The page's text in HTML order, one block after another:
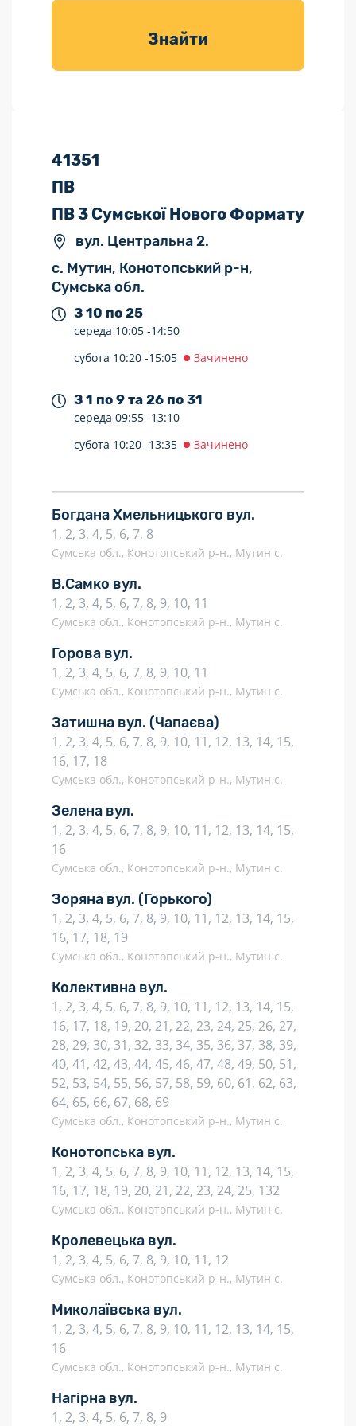
товарів для
Знайти
41351
ПВ
ПВ 3 Сумської Нового Формату
вул. Центральна 2.
с. Мутин, Конотопський р-н,
Сумська обл.
З 10 по 25
середа 10:05 -14:50
субота 10:20 -15:05 Зачинено
З 1 по 9 та 26 по 31
середа 09:55 -13:10
субота 10:20 -13:35 Зачинено
Богдана Хмельницького вул.
1, 2, 3, 4, 5, 6, 7, 8
Сумська обл., Конотопський р-н., Мутин с.
В.Самко вул.
1, 2, 3, 4, 5, 6, 7, 8, 9, 10, 11
Сумська обл., Конотопський р-н., Мутин с.
Горова вул.
1, 2, 3, 4, 5, 6, 7, 8, 9, 10, 11
Сумська обл., Конотопський р-н., Мутин с.
Затишна вул. (Чапаєва)
1, 2, 3, 4, 5, 6, 7, 8, 9, 10, 11, 12, 13, 14, 15,
16, 17, 18
Сумська обл., Конотопський р-н., Мутин с.
Зелена вул.
1, 2, 3, 4, 5, 6, 7, 8, 9, 10, 11, 12, 13, 14, 15,
16
Сумська обл., Конотопський р-н., Мутин с.
Зоряна вул. (Горького)
1, 2, 3, 4, 5, 6, 7, 8, 9, 10, 11, 12, 13, 14, 15,
16, 17, 18, 19
Сумська обл., Конотопський р-н., Мутин с.
Колективна вул.
1, 2, 3, 4, 5, 6, 7, 8, 9, 10, 11, 12, 13, 14, 15,
16, 17, 18, 19, 20, 21, 22, 23, 24, 25, 26, 27,
28, 29, 30, 31, 32, 33, 34, 35, 36, 37, 38, 39,
40, 41, 42, 43, 44, 45, 46, 47, 48, 49, 50, 51,
52, 53, 54, 55, 56, 57, 58, 59, 60, 61, 62, 63,
64, 65, 66, 67, 68, 69
Сумська обл., Конотопський р-н., Мутин с.
Конотопська вул.
1, 2, 3, 4, 5, 6, 7, 8, 9, 10, 11, 12, 13, 14, 15,
16, 17, 18, 19, 20, 21, 22, 23, 24, 25, 132
Сумська обл., Конотопський р-н., Мутин с.
Кролевецька вул.
1, 2, 3, 4, 5, 6, 7, 8, 9, 10, 11, 12
Сумська обл., Конотопський р-н., Мутин с.
Миколаївська вул.
1, 2, 3, 4, 5, 6, 7, 8, 9, 10, 11, 12, 13, 14, 15,
16
Сумська обл., Конотопський р-н., Мутин с.
Нагірна вул.
1, 2, 3, 4, 5, 6, 7, 8, 9